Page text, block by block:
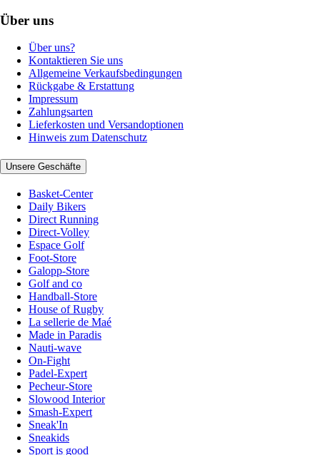
Über uns
Über uns?
Kontaktieren Sie uns
Allgemeine Verkaufsbedingungen
Rückgabe & Erstattung
Impressum
Zahlungsarten
Lieferkosten und Versandoptionen
Hinweis zum Datenschutz
Unsere Geschäfte
Basket-Center
Daily Bikers
Direct Running
Direct-Volley
Espace Golf
Foot-Store
Galopp-Store
Golf and co
Handball-Store
House of Rugby
La sellerie de Maé
Made in Paradis
Nauti-wave
On-Fight
Padel-Expert
Pecheur-Store
Slowood Interior
Smash-Expert
Sneak'In
Sneakids
Sport is good